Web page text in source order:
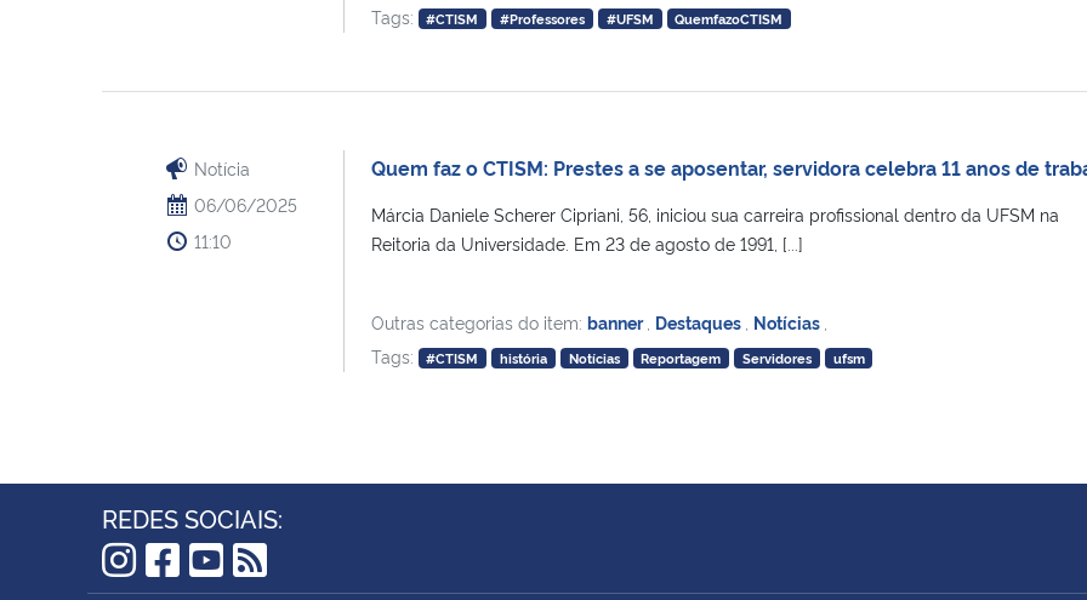
Tags:
#CTISM #Professores #UFSM QuemfazoCTISM
Notícia
06/06/2025
11:10
Quem faz o CTISM: Prestes a se aposentar, servidora celebra 11 anos de
Márcia Daniele Scherer Cipriani, 56, iniciou sua carreira profissional dentro da UFSM na
Reitoria da Universidade. Em 23 de agosto de 1991, [...]
Outras categorias do item: banner Destaques Notícias
Tags:
#CTISM história Notícias Reportagem Servidores ufsm
REDES SOCIAIS: